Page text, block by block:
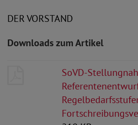
DER VORSTAND
Downloads zum Artikel
SoVD-